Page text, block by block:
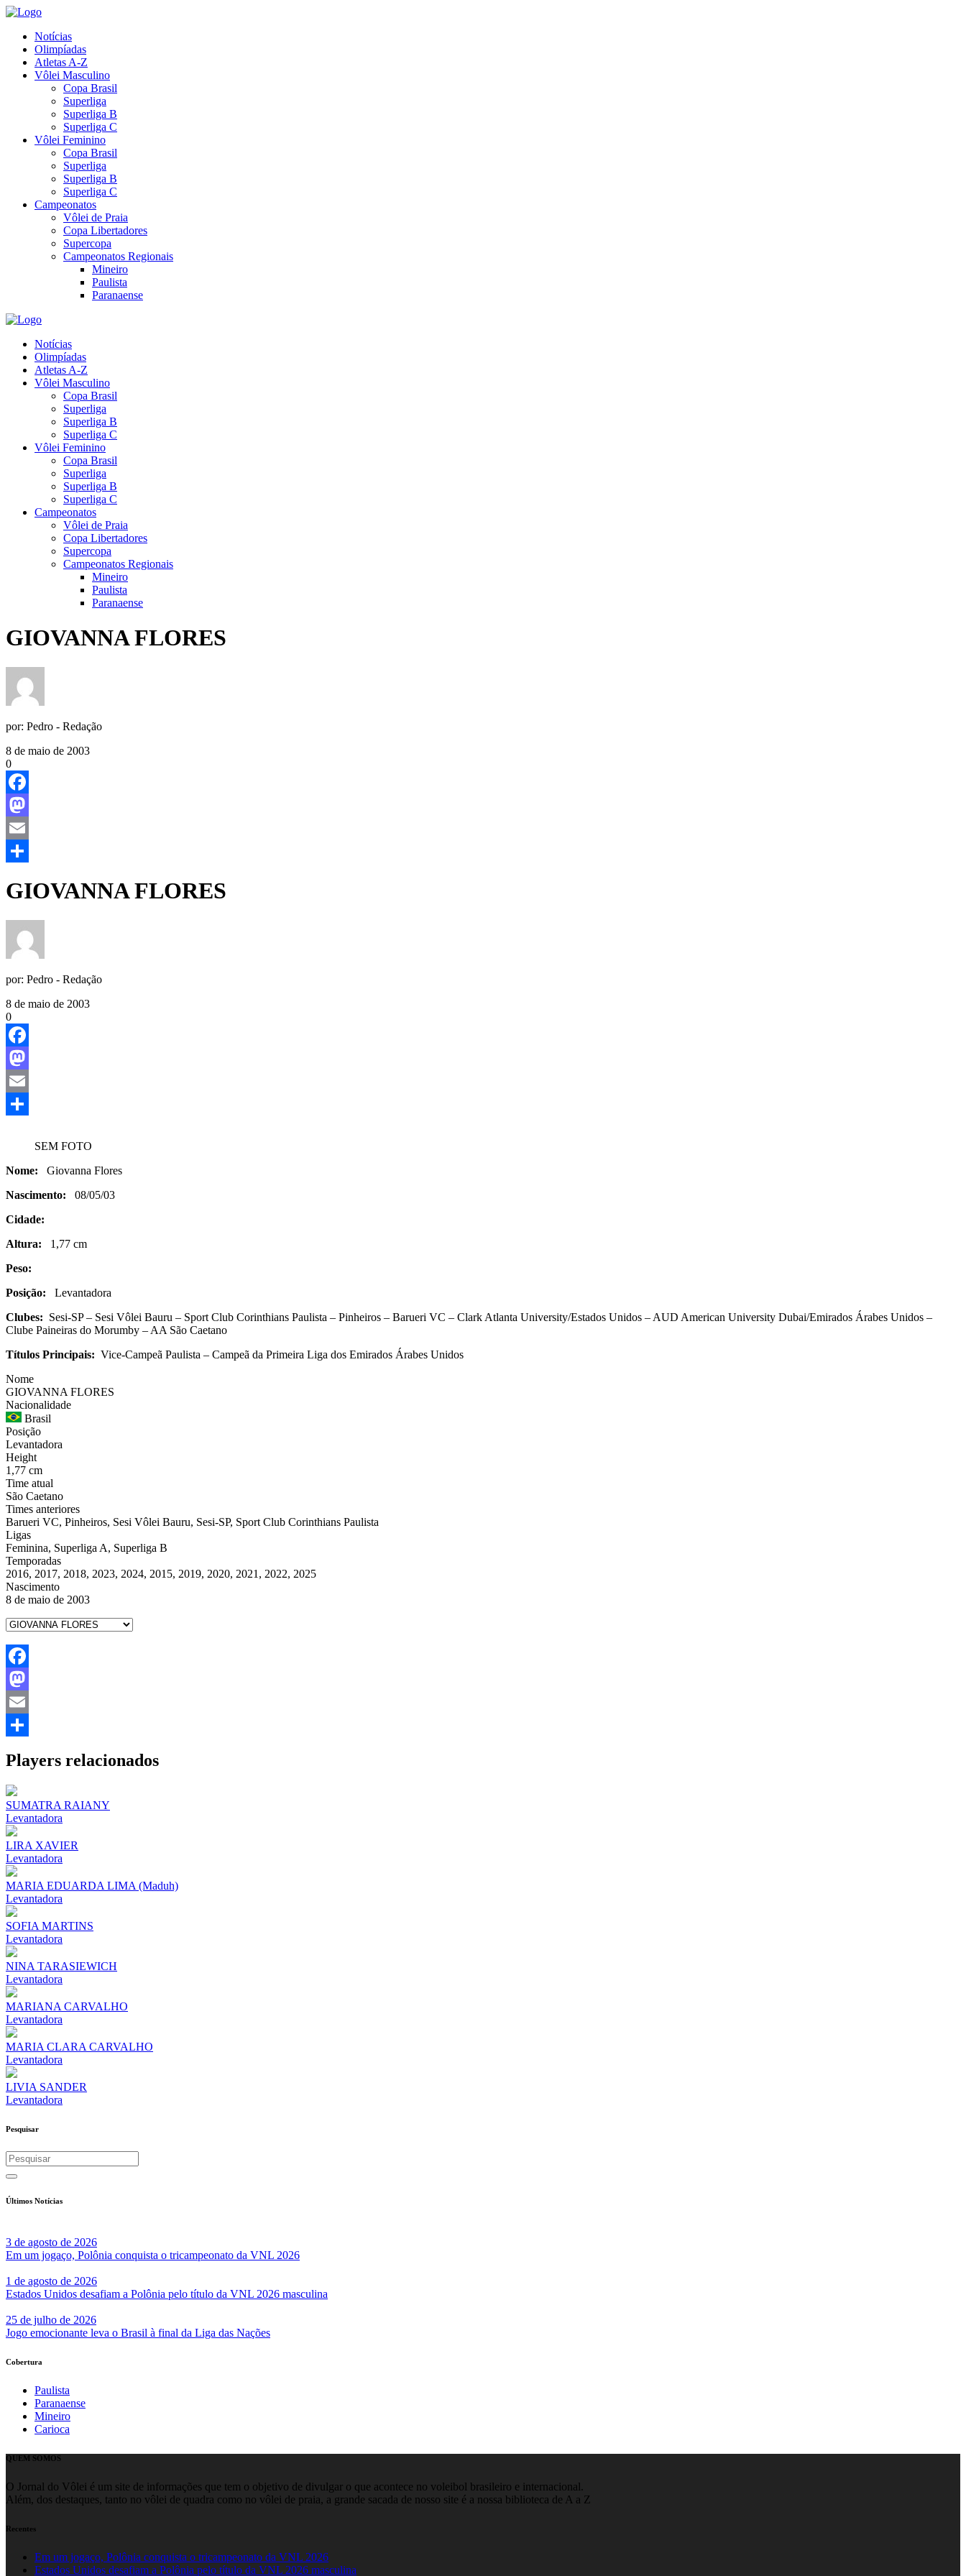
Notícias
Olimpíadas
Atletas A-Z
Vôlei Masculino
Copa Brasil
Superliga
Superliga B
Superliga C
Vôlei Feminino
Copa Brasil
Superliga
Superliga B
Superliga C
Campeonatos
Vôlei de Praia
Copa Libertadores
Supercopa
Campeonatos Regionais
Mineiro
Paulista
Paranaense
Notícias
Olimpíadas
Atletas A-Z
Vôlei Masculino
Copa Brasil
Superliga
Superliga B
Superliga C
Vôlei Feminino
Copa Brasil
Superliga
Superliga B
Superliga C
Campeonatos
Vôlei de Praia
Copa Libertadores
Supercopa
Campeonatos Regionais
Mineiro
Paulista
Paranaense
GIOVANNA FLORES
por: Pedro - Redação
8 de maio de 2003
0
Facebook
Mastodon
Email
GIOVANNA FLORES
por: Pedro - Redação
8 de maio de 2003
0
Facebook
Mastodon
Email
SEM FOTO
Nome: Giovanna Flores
Nascimento: 08/05/03
Cidade:
Altura: 1,77 cm
Peso:
Posição: Levantadora
Clubes: Sesi-SP – Sesi Vôlei Bauru – Sport Club Corinthians Paulista – Pinheiros – Barueri VC – Clark Atlanta University/Estados Unidos – AUD American University Dubai/Emirados Árabes Unidos –
Clube Paineiras do Morumby – AA São Caetano
Títulos Principais: Vice-Campeã Paulista – Campeã da Primeira Liga dos Emirados Árabes Unidos
Nome
GIOVANNA FLORES
Nacionalidade
Brasil
Posição
Levantadora
Height
1,77 cm
Time atual
São Caetano
Times anteriores
Barueri VC, Pinheiros, Sesi Vôlei Bauru, Sesi-SP, Sport Club Corinthians Paulista
Ligas
Feminina, Superliga A, Superliga B
Temporadas
2016, 2017, 2018, 2023, 2024, 2015, 2019, 2020, 2021, 2022, 2025
Nascimento
8 de maio de 2003
Facebook
Mastodon
Email
Players relacionados
SUMATRA RAIANY
Levantadora
LIRA XAVIER
Levantadora
MARIA EDUARDA LIMA (Maduh)
Levantadora
SOFIA MARTINS
Levantadora
NINA TARASIEWICH
Levantadora
MARIANA CARVALHO
Levantadora
MARIA CLARA CARVALHO
Levantadora
LIVIA SANDER
Levantadora
Pesquisar
Últimos Notícias
3 de agosto de 2026
Em um jogaço, Polônia conquista o tricampeonato da VNL 2026
1 de agosto de 2026
Estados Unidos desafiam a Polônia pelo título da VNL 2026 masculina
25 de julho de 2026
Jogo emocionante leva o Brasil à final da Liga das Nações
Cobertura
Paulista
Paranaense
Mineiro
Carioca
QUEM SOMOS
O Jornal do Vôlei é um site de informações que tem o objetivo de divulgar o que acontece no voleibol brasileiro e internacional.
Além, dos destaques, tanto no vôlei de quadra como no vôlei de praia, a grande sacada de nosso site é a nossa biblioteca de A a Z
Recentes
Em um jogaço, Polônia conquista o tricampeonato da VNL 2026
Estados Unidos desafiam a Polônia pelo título da VNL 2026 masculina